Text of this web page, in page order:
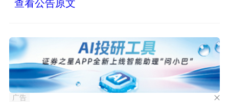
查看公告原文
广告